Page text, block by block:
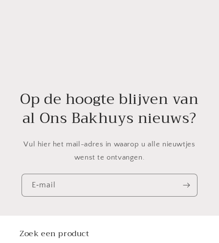
Op de hoogte blijven van
al Ons Bakhuys nieuws?
Vul hier het mail-adres in waarop u alle nieuwtjes
wenst te ontvangen.
E‑mail
Zoek een product